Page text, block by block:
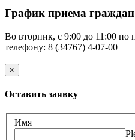
График приема граждан
Во вторник, с 9:00 до 11:00 по
телефону: 8 (34767) 4-07-00
×
Оставить заявку
Имя